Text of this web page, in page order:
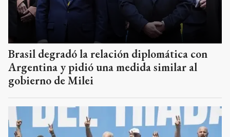
Brasil degradó la relación diplomática con
Argentina y pidió una medida similar al
gobierno de Milei